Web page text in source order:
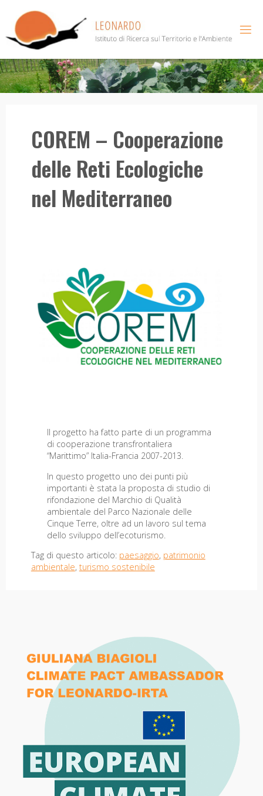
contenuto
COREM – Cooperazione
delle Reti Ecologiche
nel Mediterraneo
Il progetto ha fatto parte di un programma
di cooperazione transfrontaliera
“Marittimo” Italia-Francia 2007-2013.
In questo progetto uno dei punti più
importanti è stata la proposta di studio di
rifondazione del Marchio di Qualità
ambientale del Parco Nazionale delle
Cinque Terre, oltre ad un lavoro sul tema
dello sviluppo dell’ecoturismo.
Tag di questo articolo: paesaggio, patrimonio
ambientale, turismo sostenibile